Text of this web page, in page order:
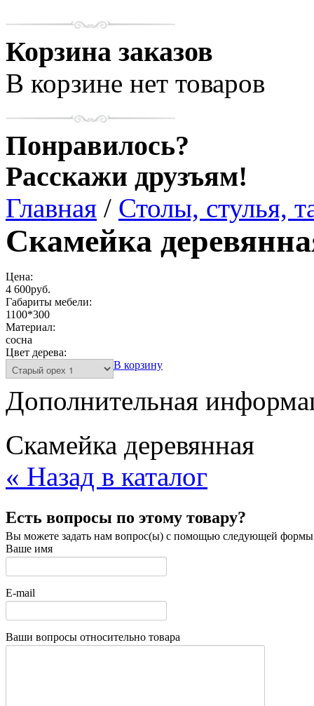
Корзина заказов
В корзине нет товаров
Понравилось?
Расскажи друзъям!
Главная / Столы, стулья,
Скамейка
Цена:
4 600руб.
Габариты мебели:
1100*300
Материал:
сосна
Цвет дерева:
В корзину
Дополнительная
Скамейка деревянная
« Назад в каталог
Есть вопросы по этому товару?
Вы можете задать нам вопрос(ы) с помощью следующей
Ваше имя
E-mail
Ваши вопросы относительно товара